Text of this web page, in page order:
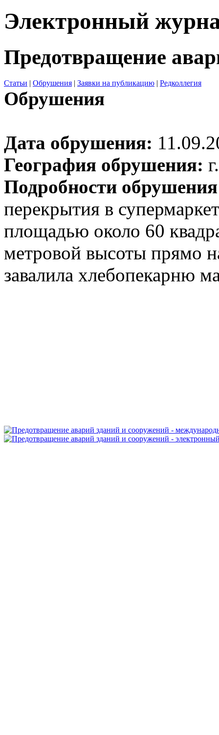
Электронный
Предотвращение
Статьи | Обрушения | Заявки на публикацию | Редколлегия
Обрушения
Дата обрушения:
География обрушения:
Подробности
перекрытия в
площадью около 60
метровой высоты прямо
завалила хлебопекарню